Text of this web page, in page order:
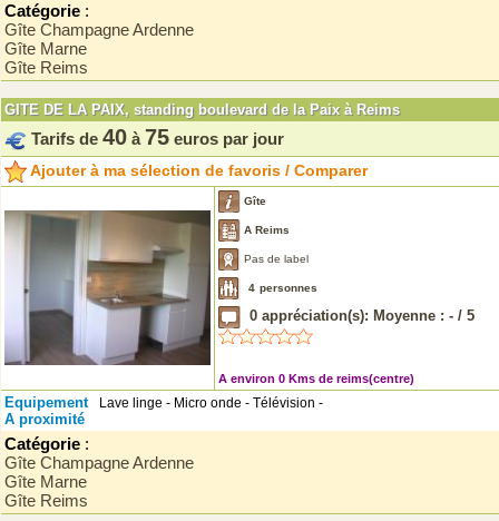
Catégorie :
Gîte Champagne Ardenne
Gîte Marne
Gîte Reims
GITE DE LA PAIX, standing boulevard de la Paix à Reims
Tarifs de 40 à 75 euros par jour
Ajouter à ma sélection de favoris / Comparer
Gîte
A Reims
Pas de label
4 personnes
0 appréciation(s): Moyenne : - / 5
A environ 0 Kms de reims(centre)
Equipement Lave linge - Micro onde - Télévision -
A proximité
Catégorie :
Gîte Champagne Ardenne
Gîte Marne
Gîte Reims